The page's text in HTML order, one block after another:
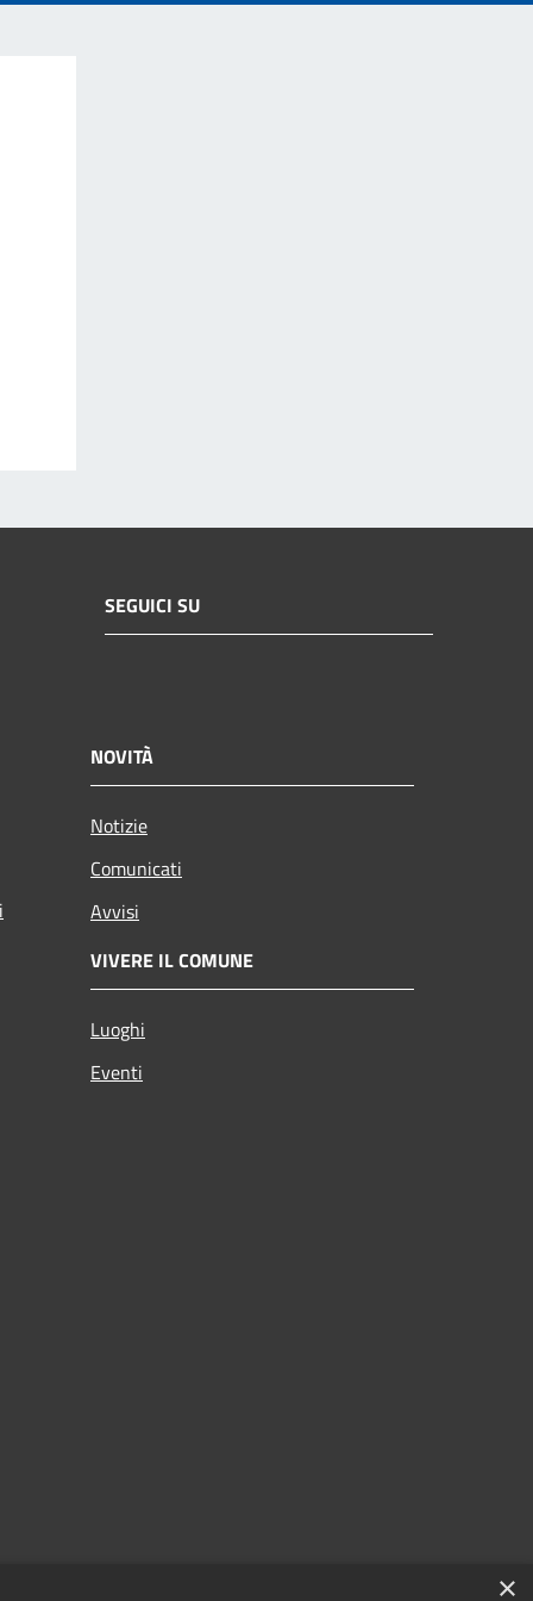
SEGUICI SU
NOVITÀ
Notizie
Comunicati
Avvisi
VIVERE IL COMUNE
Luoghi
Eventi
×